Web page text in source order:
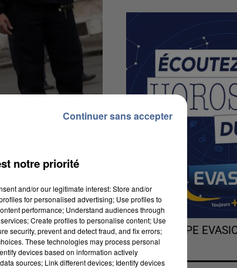
L'HOROSCOPE
notre priorité
and/or our legitimate interest: Store and/or
for personalised advertising; Use profiles to
performance; Understand audiences through
Create profiles to personalise content; Use
security, prevent and detect fraud, and fix errors;
These technologies may process personal
devices based on information actively
sources; Link different devices; Identify devices
Continuer sans accepter